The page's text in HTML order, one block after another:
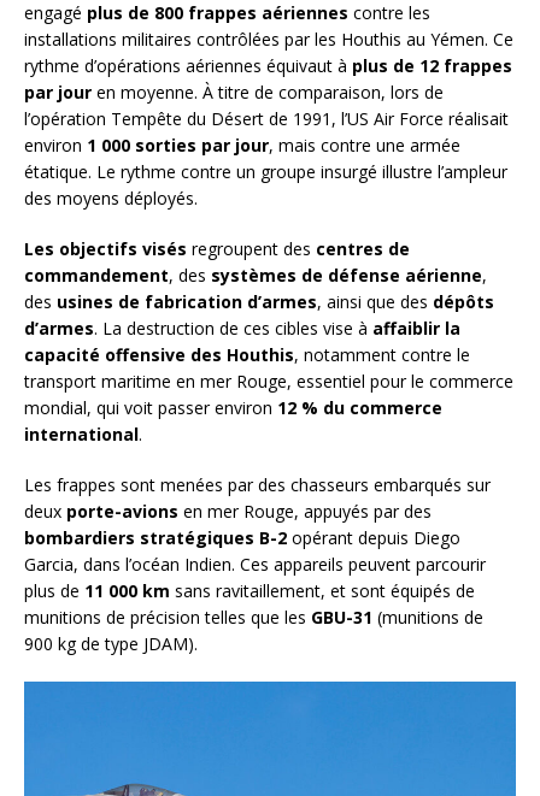
engagé plus de 800 frappes aériennes contre les
installations militaires contrôlées par les Houthis au Yémen. Ce
rythme d’opérations aériennes équivaut à plus de 12 frappes
par jour en moyenne. À titre de comparaison, lors de
l’opération Tempête du Désert de 1991, l’US Air Force réalisait
environ 1 000 sorties par jour, mais contre une armée
étatique. Le rythme contre un groupe insurgé illustre l’ampleur
des moyens déployés.
Les objectifs visés regroupent des centres de
commandement, des systèmes de défense aérienne,
des usines de fabrication d’armes, ainsi que des dépôts
d’armes. La destruction de ces cibles vise à affaiblir la
capacité offensive des Houthis, notamment contre le
transport maritime en mer Rouge, essentiel pour le commerce
mondial, qui voit passer environ 12 % du commerce
international.
Les frappes sont menées par des chasseurs embarqués sur
deux porte-avions en mer Rouge, appuyés par des
bombardiers stratégiques B-2 opérant depuis Diego
Garcia, dans l’océan Indien. Ces appareils peuvent parcourir
plus de 11 000 km sans ravitaillement, et sont équipés de
munitions de précision telles que les GBU-31 (munitions de
900 kg de type JDAM).